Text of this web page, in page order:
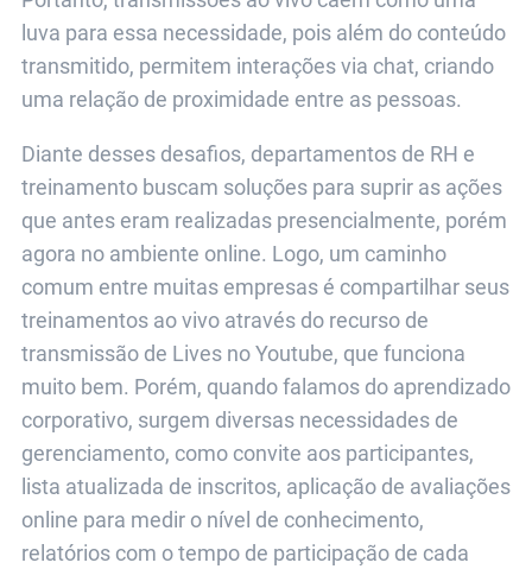
luva para essa necessidade, pois além do conteúdo
transmitido, permitem interações via chat, criando
uma relação de proximidade entre as pessoas.
Diante desses desafios, departamentos de RH e
treinamento buscam soluções para suprir as ações
que antes eram realizadas presencialmente, porém
agora no ambiente online. Logo, um caminho
comum entre muitas empresas é compartilhar seus
treinamentos ao vivo através do recurso de
transmissão de Lives no Youtube, que funciona
muito bem. Porém, quando falamos do aprendizado
corporativo, surgem diversas necessidades de
gerenciamento, como convite aos participantes,
lista atualizada de inscritos, aplicação de avaliações
online para medir o nível de conhecimento,
relatórios com o tempo de participação de cada